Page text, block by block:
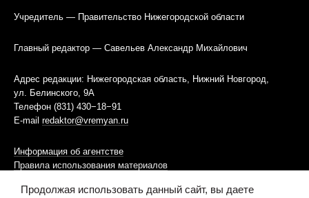
Учредитель — Правительство Нижегородской области
Главный редактор — Савельев Александр Михайлович
Адрес редакции: Нижегородская область, Нижний Новгород,
ул. Белинского, 9А
Телефон (831) 430−18−91
E-mail redaktor@vremyan.ru
Информация об агентстве
Правила использования материалов
Продолжая использовать данный сайт, вы даете